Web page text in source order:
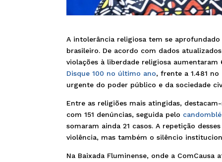
A intolerância religiosa tem se
brasileiro. De acordo com dados
violações à liberdade religiosa aumentaram
Disque 100 no último ano, frente a 1.481
urgente do poder público e da sociedade
Entre as religiões mais atingidas,
com 151 denúncias, seguida pelo candomblé
somaram ainda 21 casos. A repetição
violência, mas também o silêncio
Na Baixada Fluminense, onde a